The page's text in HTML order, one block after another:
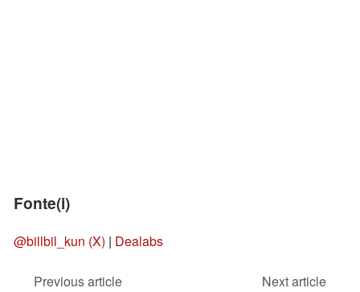
Fonte(i)
@billbil_kun (X) | Dealabs
Previous article
Next article